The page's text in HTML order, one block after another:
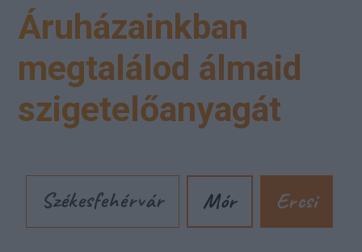
Áruházainkban
megtalálod álmaid
szigetelőanyagát
Székesfehérvár Mór Ercsi